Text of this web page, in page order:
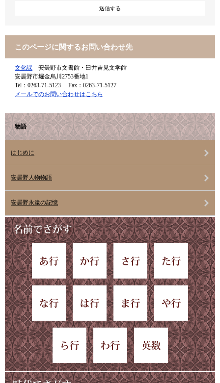
このページに関するお問い合わせ先
文化課
安曇野市文書館・臼井吉見文学館
安曇野市堀金烏川2753番地1
Tel：0263-71-5123
Fax：0263-71-5127
メールでのお問い合わせはこちら
物語
はじめに
安曇野人物物語
安曇野永遠の記憶